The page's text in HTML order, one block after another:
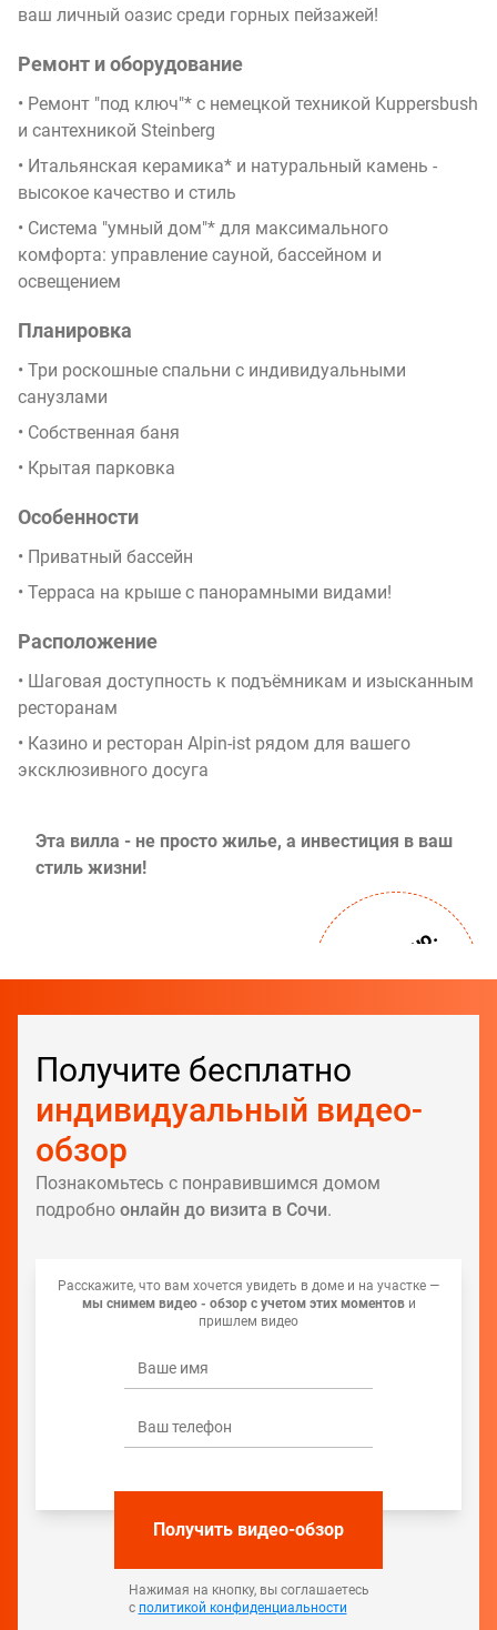
ваш личный оазис среди горных пейзажей!
Ремонт и оборудование
• Ремонт "под ключ"* с немецкой техникой Kuppersbush
и сантехникой Steinberg
• Итальянская керамика* и натуральный камень -
высокое качество и стиль
• Система "умный дом"* для максимального
комфорта: управление сауной, бассейном и
освещением
Планировка
• Три роскошные спальни с индивидуальными
санузлами
• Собственная баня
• Крытая парковка
Особенности
• Приватный бассейн
• Терраса на крыше с панорамными видами!
Расположение
• Шаговая доступность к подъёмникам и изысканным
ресторанам
• Казино и ресторан Alpin-ist рядом для вашего
эксклюзивного досуга
Эта вилла - не просто жилье, а инвестиция в ваш
стиль жизни!
Проверено.
ДОМА В СОЧИ
Получите бесплатно
индивидуальный видео-
обзор
Познакомьтесь с понравившимся домом
подробно онлайн до визита в Сочи.
Расскажите, что вам хочется увидеть в доме и на участке —
мы снимем видео - обзор с учетом этих моментови
пришлем видео
Получить видео-обзор
Нажимая на кнопку, вы соглашаетесь
с политикой конфиденциальности